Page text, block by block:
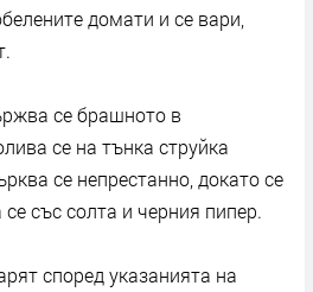
домати и се вари,
се брашното в
се на тънка струйка
се непрестанно, докато се
със солта и черния пипер.
според указанията на